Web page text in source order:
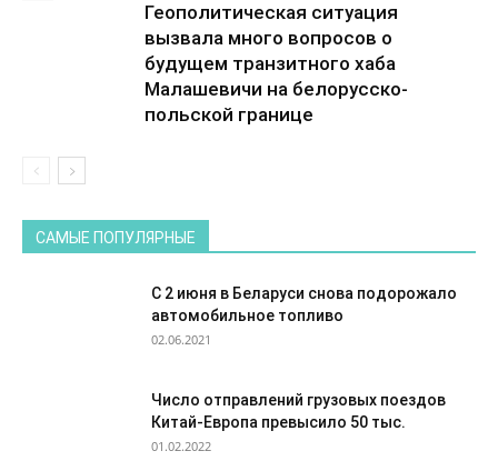
Геополитическая ситуация
вызвала много вопросов о
будущем транзитного хаба
Малашевичи на белорусско-
польской границе
САМЫЕ ПОПУЛЯРНЫЕ
С 2 июня в Беларуси снова подорожало
автомобильное топливо
02.06.2021
Число отправлений грузовых поездов
Китай-Европа превысило 50 тыс.
01.02.2022